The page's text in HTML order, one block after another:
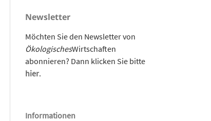
Newsletter
Möchten Sie den Newsletter von
ÖkologischesWirtschaften
abonnieren? Dann klicken Sie bitte
hier.
Informationen